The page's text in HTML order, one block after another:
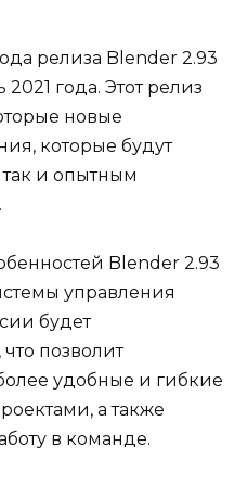
релиза Blender 2.93
года. Этот релиз
новые
которые будут
и опытным
Blender 2.93
управления
будет
что позволит
удобные и гибкие
а также
в команде.